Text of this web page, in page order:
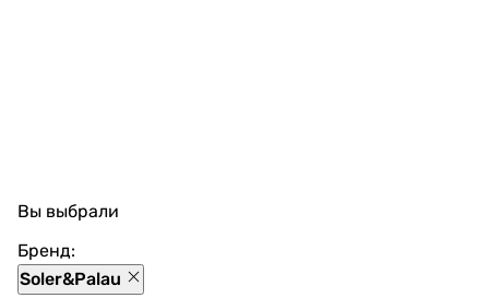
Вы выбрали
Бренд:
Soler&Palau